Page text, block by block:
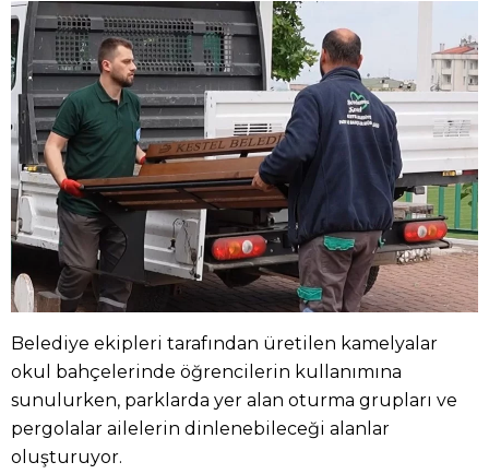
Belediye ekipleri tarafından üretilen kamelyalar
okul bahçelerinde öğrencilerin kullanımına
sunulurken, parklarda yer alan oturma grupları ve
pergolalar ailelerin dinlenebileceği alanlar
oluşturuyor.